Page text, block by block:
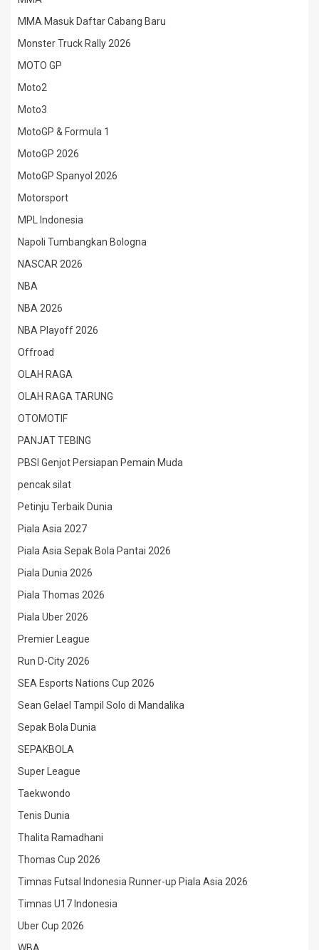
MMA Masuk Daftar Cabang Baru
Monster Truck Rally 2026
MOTO GP
Moto2
Moto3
MotoGP & Formula 1
MotoGP 2026
MotoGP Spanyol 2026
Motorsport
MPL Indonesia
Napoli Tumbangkan Bologna
NASCAR 2026
NBA
NBA 2026
NBA Playoff 2026
Offroad
OLAH RAGA
OLAH RAGA TARUNG
OTOMOTIF
PANJAT TEBING
PBSI Genjot Persiapan Pemain Muda
pencak silat
Petinju Terbaik Dunia
Piala Asia 2027
Piala Asia Sepak Bola Pantai 2026
Piala Dunia 2026
Piala Thomas 2026
Piala Uber 2026
Premier League
Run D-City 2026
SEA Esports Nations Cup 2026
Sean Gelael Tampil Solo di Mandalika
Sepak Bola Dunia
SEPAKBOLA
Super League
Taekwondo
Tenis Dunia
Thalita Ramadhani
Thomas Cup 2026
Timnas Futsal Indonesia Runner-up Piala Asia 2026
Timnas U17 Indonesia
Uber Cup 2026